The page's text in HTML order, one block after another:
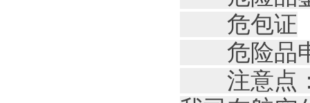
危包证
危险品申
注意点：